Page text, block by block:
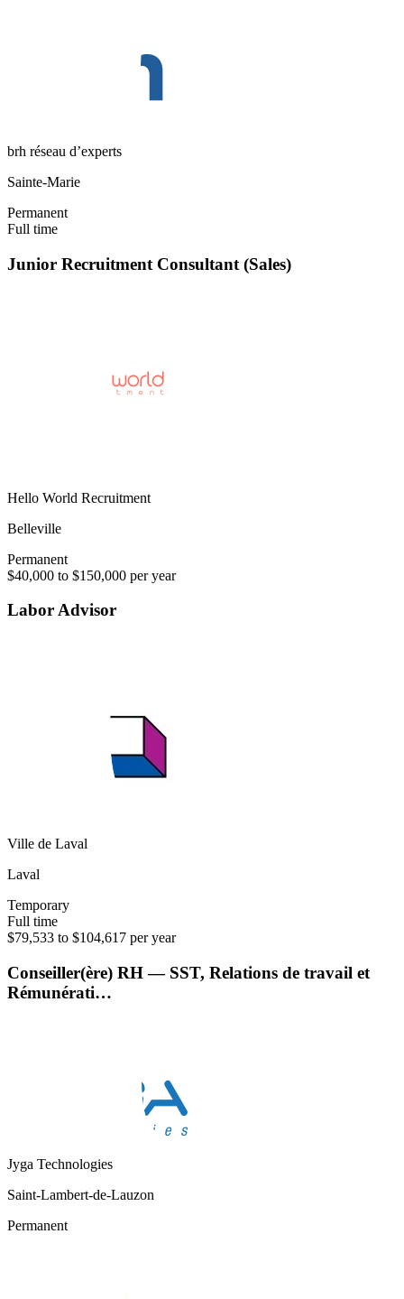
brh réseau d’experts
Sainte-Marie
Permanent
Full time
Junior Recruitment Consultant (Sales)
Hello World Recruitment
Belleville
Permanent
$40,000 to $150,000 per year
Labor Advisor
Ville de Laval
Laval
Temporary
Full time
$79,533 to $104,617 per year
Conseiller(ère) RH — SST, Relations de travail et
Rémunérati…
Jyga Technologies
Saint-Lambert-de-Lauzon
Permanent